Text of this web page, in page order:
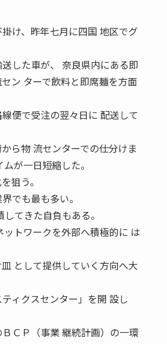
け、昨年七月に四国 地区でグ
した車が、 奈良県内にある即
ン ターで飲料と即席麺を方面
便で受注の翌々日に 配送して
ら物 流センターでの仕分けま
が一日短縮した。
狙う。
でも最も多い。
てきた自負もある。
トワークを外部へ積極的に は
として提供していく方向へ大
ィクスセンター」を開 設し
ＣＰ（事業 継続計画）の一環